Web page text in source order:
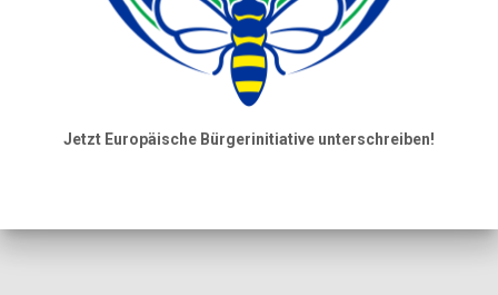
Jetzt Europäische Bürgerinitiative unterschreiben!